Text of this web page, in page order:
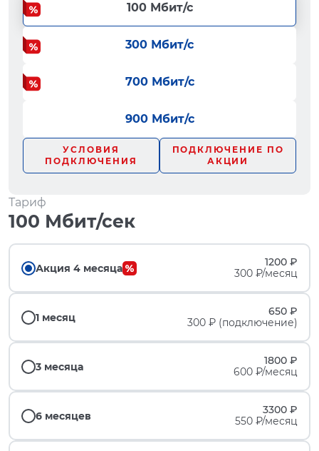
100 Мбит/с
300 Мбит/с
700 Мбит/с
900 Мбит/с
УСЛОВИЯ
ПОДКЛЮЧЕНИЯ
ПОДКЛЮЧЕНИЕ ПО
АКЦИИ
Тариф
100 Мбит/сек
Акция 4 месяца
1200 ₽
300 ₽/месяц
1 месяц
650 ₽
300 ₽ (подключение)
3 месяца
1800 ₽
600 ₽/месяц
6 месяцев
3300 ₽
550 ₽/месяц